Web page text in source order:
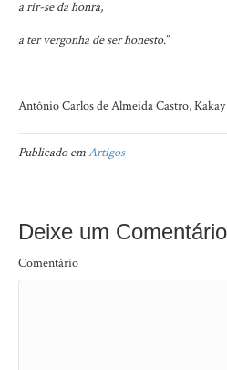
a rir-se da honra,
a ter vergonha de ser honesto.”
Antônio Carlos de Almeida Castro, Kakay
Publicado emArtigos
Deixe um Comentário
Comentário